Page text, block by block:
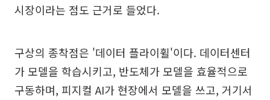
시장이라는 점도 근거로 들었다.
구상의 종착점은 '데이터 플라이휠'이다. 데이터센터
가 모델을 학습시키고, 반도체가 모델을 효율적으로
구동하며, 피지컬 AI가 현장에서 모델을 쓰고, 거기서